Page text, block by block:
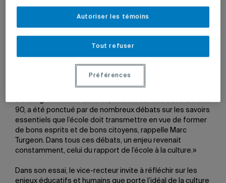
sur la réforme des programmes d’étude et il a été doyen
Le vice-recteur Marc Turgeon.
Photo: Nathalie St-Pierre
d’enseignement au Québec, amorcé au milieu des années
90, a été ponctué par de nombreux débats sur les savoirs
essentiels que l’école doit transmettre en vue de former
de bons esprits et de bons citoyens, rappelle Marc
Turgeon. Dans tous ces débats, un enjeu revenait
constamment, celui du rapport de l’école à la culture.»
Dans son essai, le vice-recteur invite à réfléchir sur les
enjeux éducatifs et humains que porte l’idéal de la culture
Tout refuser
Autoriser les témoins
Préférences